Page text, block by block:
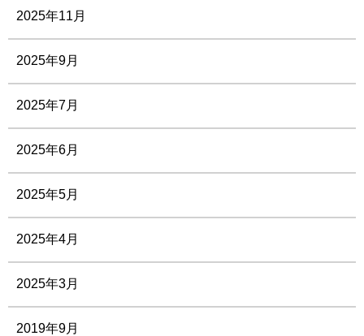
2025年11月
2025年9月
2025年7月
2025年6月
2025年5月
2025年4月
2025年3月
2019年9月